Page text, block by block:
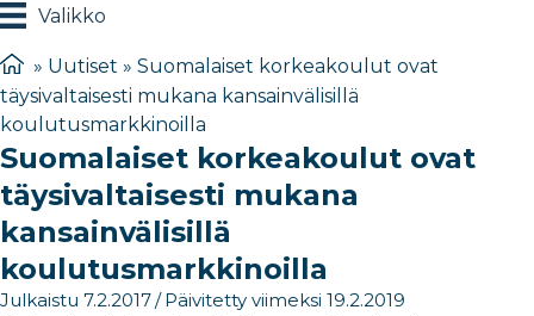
Valikko
» Uutiset » Suomalaiset korkeakoulut ovat
täysivaltaisesti mukana kansainvälisillä
koulutusmarkkinoilla
Suomalaiset korkeakoulut ovat
täysivaltaisesti mukana
kansainvälisillä
koulutusmarkkinoilla
Julkaistu 7.2.2017/ Päivitetty viimeksi 19.2.2019